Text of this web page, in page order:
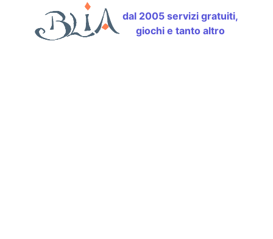
dal 2005 servizi gratuiti,
giochi e tanto altro